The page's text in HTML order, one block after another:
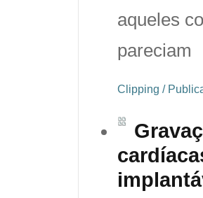
aqueles
pareciam
Clipping /